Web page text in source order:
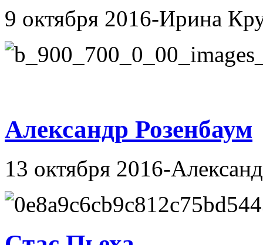
9 октября 2016-Ирина
Александр Розенбаум
13 октября 2016-